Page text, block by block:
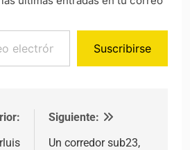
Suscribirse
de entradas
Siguiente:
Un corredor sub23,